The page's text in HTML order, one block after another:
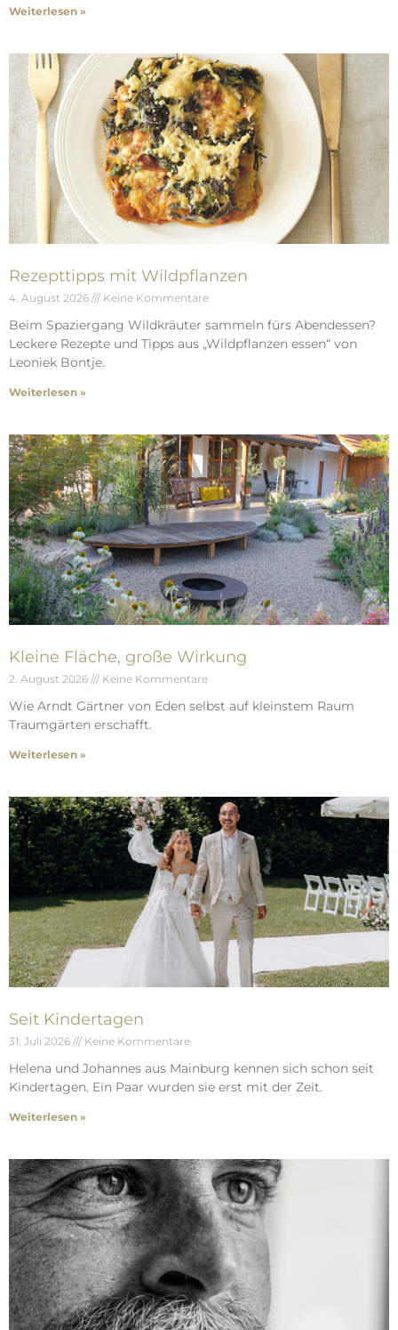
Weiterlesen »
Rezepttipps mit Wildpflanzen
4. August 2026 Keine Kommentare
Beim Spaziergang Wildkräuter sammeln fürs Abendessen?
Leckere Rezepte und Tipps aus „Wildpflanzen essen“ von
Leoniek Bontje.
Weiterlesen »
Kleine Fläche, große Wirkung
2. August 2026 Keine Kommentare
Wie Arndt Gärtner von Eden selbst auf kleinstem Raum
Traumgärten erschafft.
Weiterlesen »
Seit Kindertagen
31. Juli 2026 Keine Kommentare
Helena und Johannes aus Mainburg kennen sich schon seit
Kindertagen. Ein Paar wurden sie erst mit der Zeit.
Weiterlesen »